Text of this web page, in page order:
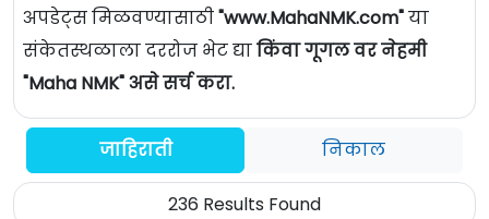
अपडेट्स मिळवण्यासाठी"www.MahaNMK.com"या
संकेतस्थळाला दररोज भेट द्याकिंवा गूगल वर नेहमी
"Maha NMK" असे सर्च करा.
जाहिराती निकाल
236 Results Found